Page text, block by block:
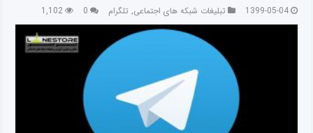
1399-05-04 تبلیغات شبکه های اجتماعی, تلگرام 0
1,102